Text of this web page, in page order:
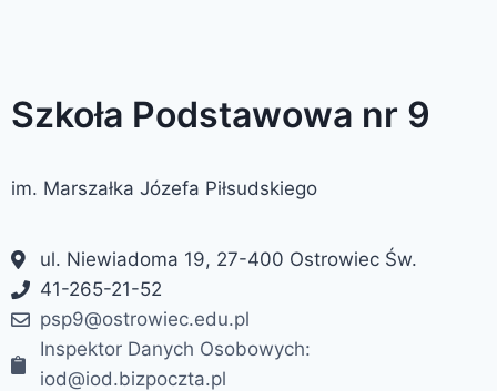
Szkoła Podstawowa nr 9
im. Marszałka Józefa Piłsudskiego
ul. Niewiadoma 19, 27-400 Ostrowiec Św.
41-265-21-52
psp9@ostrowiec.edu.pl
Inspektor Danych Osobowych:
iod@iod.bizpoczta.pl